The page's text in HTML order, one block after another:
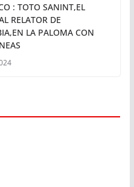
: TOTO SANINT,EL
RELATOR DE
LA PALOMA CON